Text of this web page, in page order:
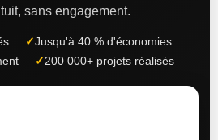
sans engagement.
✓Jusqu'à 40 % d'économies
✓200 000+ projets réalisés